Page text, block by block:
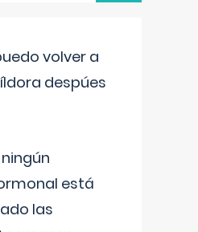
volver a
despúes
está
las